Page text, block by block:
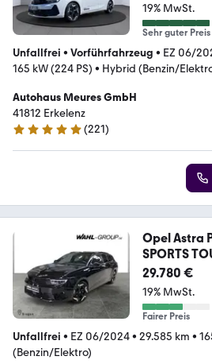
19% MwSt.
Sehr guter Preis
Unfallfrei • Vorführfahrzeug • EZ 06/
165 kW (224 PS) • Hybrid (Benzin/
Autohaus Meures GmbH
41812 Erkelenz
4.9 Sterne
(221)
Opel Astra
SPORTS
29.780 €
19% MwSt.
Fairer Preis
Unfallfrei • EZ 06/2024• 29.585 km •
(Benzin/Elektro)